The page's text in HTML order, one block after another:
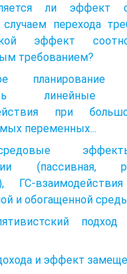
ли эффект
перехода
эффект
требованием?
планирование
линейные
при
переменных...
средовые
(пассивная,
ГС-
и обогащенной
и эффект